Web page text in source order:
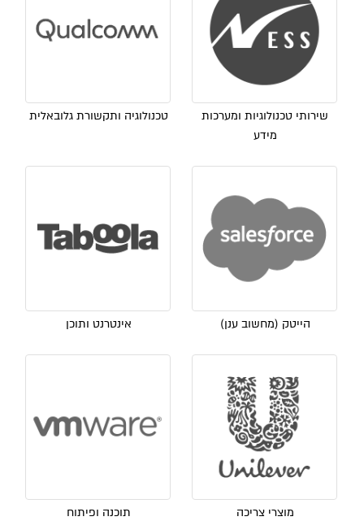
שירותי טכנולוגיות ומערכות
מידע
טכנולוגיה ותקשורת גלובאלית
הייטק (מחשוב ענן) אינטרנט ותוכן
מוצרי צריכה תוכנה ופיתוח